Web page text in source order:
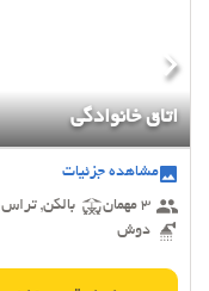
اتاق خانوادگی
مشاهده جزئیات
3 مهمان
بالکن, تراس
دوش